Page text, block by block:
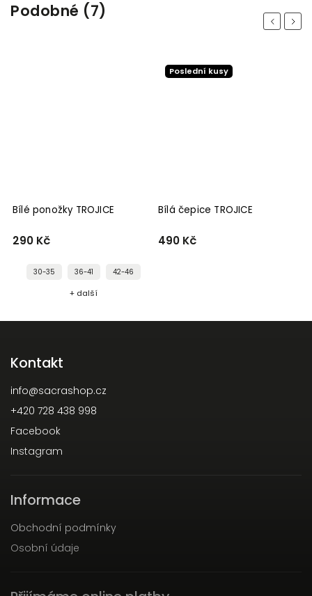
Podobné (7) Previous
Bílé ponožky TROJICE
290 Kč
30-35 36-41 42-46
+ další
Poslední kusy
Bílá čepice TROJICE
490 Kč
Next
Kontakt
info@sacrashop.cz
+420 728 438 998
Facebook
Instagram
Informace
Obchodní podmínky
Osobní údaje